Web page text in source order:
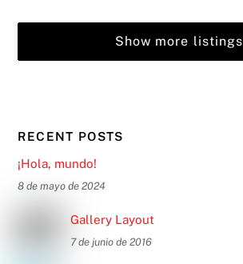
Show more listings
RECENT POSTS
¡Hola, mundo!
8 de mayo de 2024
Gallery Layout
7 de junio de 2016